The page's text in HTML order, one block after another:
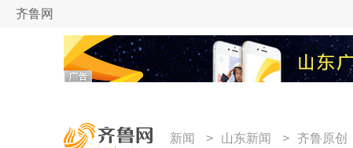
齐鲁网
新闻 > 山东新闻 > 齐鲁原创